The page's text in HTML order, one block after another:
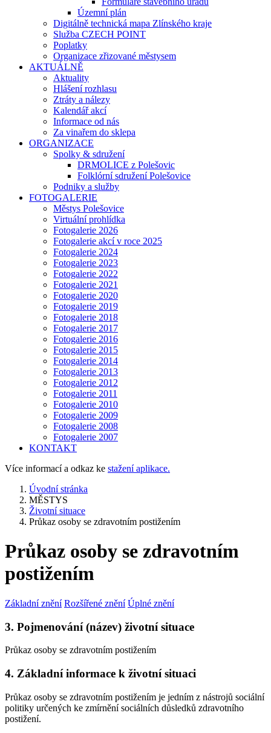
Územní plán
Digitálně technická mapa Zlínského kraje
Služba CZECH POINT
Poplatky
Organizace zřizované městysem
AKTUÁLNĚ
Aktuality
Hlášení rozhlasu
Ztráty a nálezy
Kalendář akcí
Informace od nás
Za vinařem do sklepa
ORGANIZACE
Spolky & sdružení
DRMOLICE z Polešovic
Folklórní sdružení Polešovice
Podniky a služby
FOTOGALERIE
Městys Polešovice
Virtuální prohlídka
Fotogalerie 2026
Fotogalerie akcí v roce 2025
Fotogalerie 2024
Fotogalerie 2023
Fotogalerie 2022
Fotogalerie 2021
Fotogalerie 2020
Fotogalerie 2019
Fotogalerie 2018
Fotogalerie 2017
Fotogalerie 2016
Fotogalerie 2015
Fotogalerie 2014
Fotogalerie 2013
Fotogalerie 2012
Fotogalerie 2011
Fotogalerie 2010
Fotogalerie 2009
Fotogalerie 2008
Fotogalerie 2007
KONTAKT
Více informací a odkaz ke stažení aplikace.
Úvodní stránka
MĚSTYS
Životní situace
Průkaz osoby se zdravotním postižením
Průkaz osoby se zdravotním
postižením
Základní znění Rozšířené znění Úplné znění
3. Pojmenování (název) životní situace
Průkaz osoby se zdravotním postižením
4. Základní informace k životní situaci
Průkaz osoby se zdravotním postižením je jedním z nástrojů sociální
politiky určených ke zmírnění sociálních důsledků zdravotního
postižení.